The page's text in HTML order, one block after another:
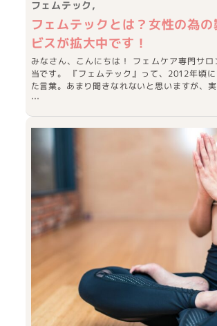
フェムテック
フェムテックとは？女性の為
ビスが拡大中です！
みなさん、こんにちは！ フェムケア専門サロ
当です。 『フェムテック』って、2012年頃
た言葉。あまり聞きなれないと思いますが、
…